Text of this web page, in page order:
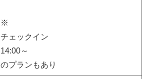
※
チェックイン
14:00～
のプランもあり